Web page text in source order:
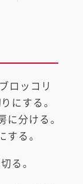
ロッコリ
にする。
に分ける。
する。
る。